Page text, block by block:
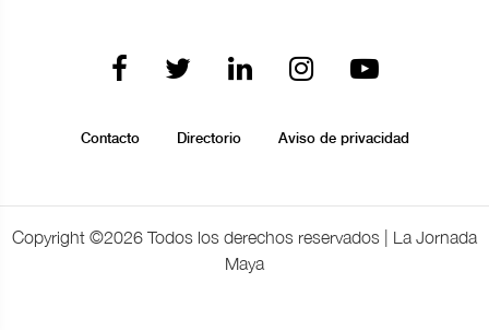
Contacto Directorio Aviso de privacidad
Copyright ©2026 Todos los derechos reservados | La Jornada
Maya